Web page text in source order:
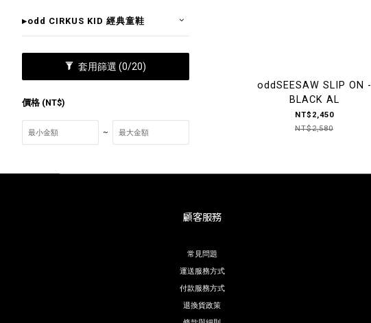
▸odd CIRKUS KID 經典童鞋
套用篩選 (0/20)
價格 (NT$)
~
oddSEESAW SLIP ON -
BLACK AL
NT$2,450
NT$2,580
顧客服務
常見問題
運送服務方式
付款服務方式
退換貨政策